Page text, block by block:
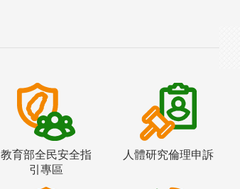
教育部全民安全指
引專區
人體研究倫理申訴